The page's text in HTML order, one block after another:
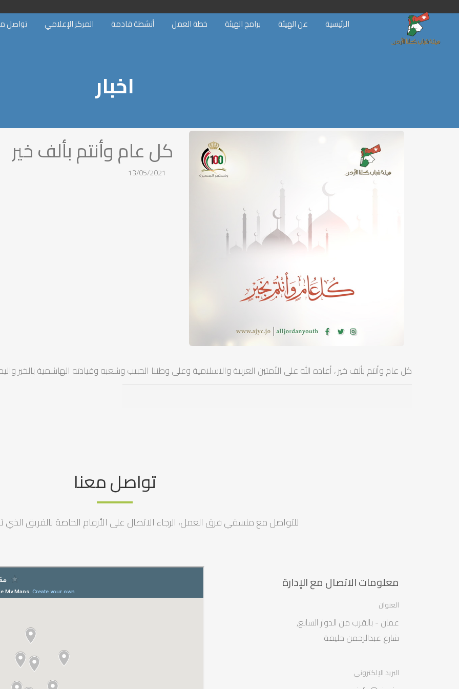
الرئيسية عن الهيئة برامج الهيئة خطة العمل أنشطة قادمة المركز الإعلامي تواصل
اخبار
كل عام وأنتم بألف خير
13/05/2021
كل عام وأنتم بألف خير ، أعاده الله على الأمتين العربية والاسلامية وعلى وطننا الحبيب وشعبه وقيادته الهاشمية بالخير
تواصل معنا
للتواصل مع منسقي فرق العمل، الرجاء الاتصال على الأرقام الخاصة بالفريق الذي
معلومات الاتصال مع الإدارة
العنوان
عمان - بالقرب من الدوار السابع,
شارع عبدالرحمن خليفة
البريد الإلكتروني